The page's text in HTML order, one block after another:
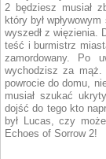
2 będziesz musiał
który był
wyszedł z więzienia.
teść i burmistrz
zamordowany. Po
wychodzisz za mąż.
powrocie do domu,
musiał szukać
dojść do tego kto
był Lucas, czy
Echoes of Sorrow 2!